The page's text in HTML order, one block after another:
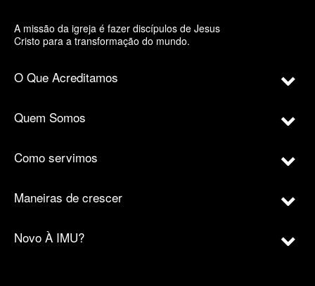
A missão da igreja é fazer discípulos de Jesus
Cristo para a transformação do mundo.
O Que Acreditamos
Quem Somos
Como servimos
Maneiras de crescer
Novo À IMU?